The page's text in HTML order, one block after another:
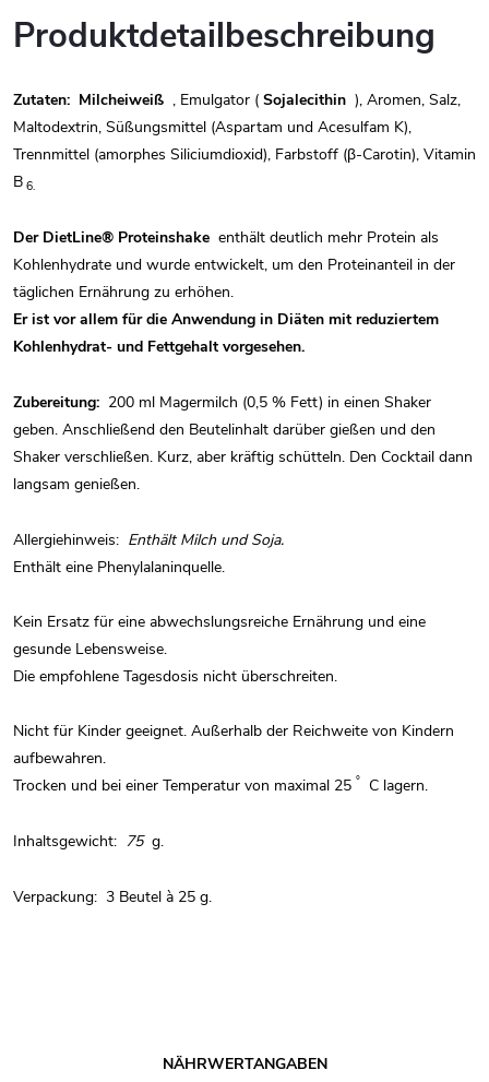
Produktdetailbeschreibung
Zutaten: Milcheiweiß , Emulgator ( Sojalecithin ), Aromen, Salz,
Maltodextrin, Süßungsmittel (Aspartam und Acesulfam K),
Trennmittel (amorphes Siliciumdioxid), Farbstoff (β-Carotin), Vitamin
B 6.
Der DietLine® Proteinshake enthält deutlich mehr Protein als
Kohlenhydrate und wurde entwickelt, um den Proteinanteil in der
täglichen Ernährung zu erhöhen.
Er ist vor allem für die Anwendung in Diäten mit reduziertem
Kohlenhydrat- und Fettgehalt vorgesehen.
Zubereitung: 200 ml Magermilch (0,5 % Fett) in einen Shaker
geben. Anschließend den Beutelinhalt darüber gießen und den
Shaker verschließen. Kurz, aber kräftig schütteln. Den Cocktail dann
langsam genießen.
Allergiehinweis: Enthält Milch und Soja.
Enthält eine Phenylalaninquelle.
Kein Ersatz für eine abwechslungsreiche Ernährung und eine
gesunde Lebensweise.
Die empfohlene Tagesdosis nicht überschreiten.
Nicht für Kinder geeignet. Außerhalb der Reichweite von Kindern
aufbewahren.
Trocken und bei einer Temperatur von maximal 25 ° C lagern.
Inhaltsgewicht: 75 g.
Verpackung: 3 Beutel à 25 g.
NÄHRWERTANGABEN